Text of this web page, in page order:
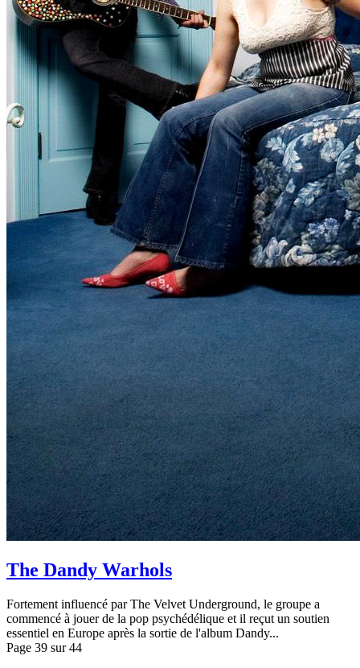
The Dandy Warhols
Fortement influencé par The Velvet Underground, le groupe a
commencé à jouer de la pop psychédélique et il reçut un soutien
essentiel en Europe après la sortie de l'album Dandy...
Page 39 sur 44